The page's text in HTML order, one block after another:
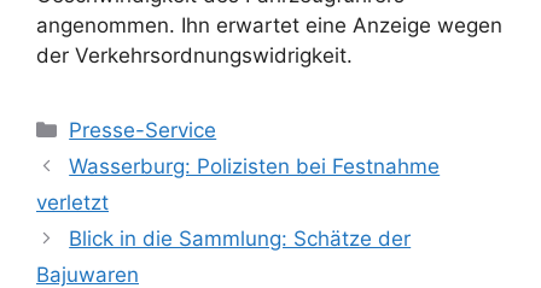
angenommen. Ihn erwartet eine Anzeige wegen
der Verkehrsordnungswidrigkeit.
Kategorien
Presse-Service
Wasserburg: Polizisten bei Festnahme
verletzt
Blick in die Sammlung: Schätze der
Bajuwaren